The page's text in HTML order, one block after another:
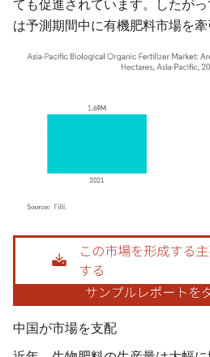
ても促進されています。したが
は予測期間中に有機肥料市場を牽
画像 © Mordor Intelligence。再利用にはCC
中国が市場を支配